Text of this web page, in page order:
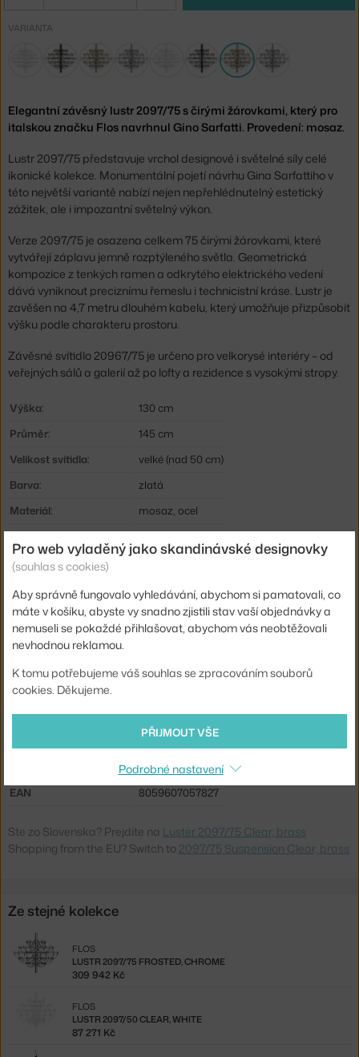
VARIANTA
Elegantní závěsný lustr 2097/75 s čirými žárovkami, který pro
italskou značku Flos navrhnul Gino Sarfatti. Provedení: mosaz.
Lustr 2097/75 představuje vrchol designové i světelné síly celé
ikonické kolekce. Monumentální pojetí návrhu Gina Sarfattiho v
této největší variantě nabízí nejen nepřehlédnutelný estetický
zážitek, ale i impozantní světelný výkon.
Verze 2097/75 je osazena celkem 75 čirými žárovkami, které
vytvářejí záplavu jemně rozptýleného světla. Geometrická
kompozice z tenkých ramen a odkrytého elektrického vedení
dává vyniknout preciznímu řemeslu i technicistní kráse. Lustr je
zavěšen na 4,7 metru dlouhém kabelu, který umožňuje přizpůsobit
výšku podle charakteru prostoru.
Závěsné svítidlo 20967/75 je určeno pro velkorysé interiéry – od
veřejných sálů a galerií až po lofty a rezidence s vysokými stropy.
Výška:
130 cm
Průměr:
145 cm
Velikost svítidla:
velké (nad 50 cm)
Barva:
zlatá
Materiál:
mosaz, ocel
Délka kabelu:
4,7 m
Krytí:
Obsahuje stropní krytku:
ano
Hlavní materiál:
kov
Příkon:
Distribuce světla:
Zdroj součástí:
ano
2,7 W
FLO-A1552059
EAN
8059607057827
Ste zo Slovenska? Prejdite na Luster 2097/75 Clear, brass
Shopping from the EU? Switch to 2097/75 Suspension Clear, brass
Ze stejné kolekce
LUSTR 2097/75 FROSTED, CHROME
FLOS
309 942 Kč
LUSTR 2097/50 CLEAR, WHITE
FLOS
87 271 Kč
Pro web vyladěný jako skandinávské designovky
(souhlas s cookies)
Aby správně fungovalo vyhledávání, abychom si pamatovali, co
máte v košíku, abyste vy snadno zjistili stav vaší objednávky a
nemuseli se pokaždé přihlašovat, abychom vás neobtěžovali
nevhodnou reklamou.
K tomu potřebujeme váš souhlas se zpracováním souborů
cookies. Děkujeme.
PŘIJMOUT VŠE
Podrobné nastavení